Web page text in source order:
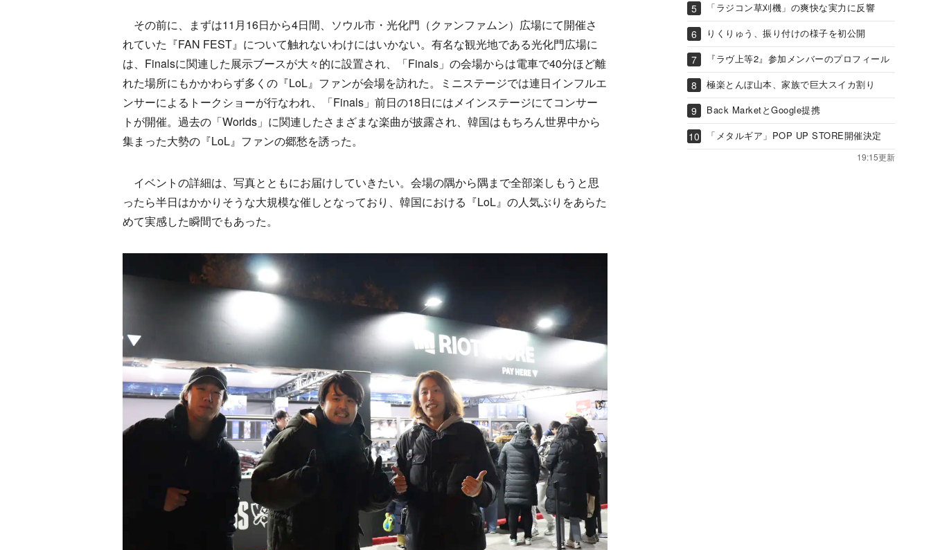
その前に、まずは11月16日から4日間、ソウル市・光化門（クァンファムン）広場にて開催さ
れていた『FAN FEST』について触れないわけにはいかない。有名な観光地である光化門広場に
は、Finalsに関連した展示ブースが大々的に設置され、「Finals」の会場からは電車で40分ほど離
れた場所にもかかわらず多くの『LoL』ファンが会場を訪れた。ミニステージでは連日インフルエ
ンサーによるトークショーが行なわれ、「Finals」前日の18日にはメインステージにてコンサー
トが開催。過去の「Worlds」に関連したさまざまな楽曲が披露され、韓国はもちろん世界中から
集まった大勢の『LoL』ファンの郷愁を誘った。
イベントの詳細は、写真とともにお届けしていきたい。会場の隅から隅まで全部楽しもうと思
ったら半日はかかりそうな大規模な催しとなっており、韓国における『LoL』の人気ぶりをあらた
めて実感した瞬間でもあった。
「ラジコン草刈機」の爽快な実力に反響
りくりゅう、振り付けの様子を初公開
『ラヴ上等2』参加メンバーのプロフィール
極楽とんぼ山本、家族で巨大スイカ割り
Back MarketとGoogle提携
「メタルギア」POP UP STORE開催決定
19:15更新